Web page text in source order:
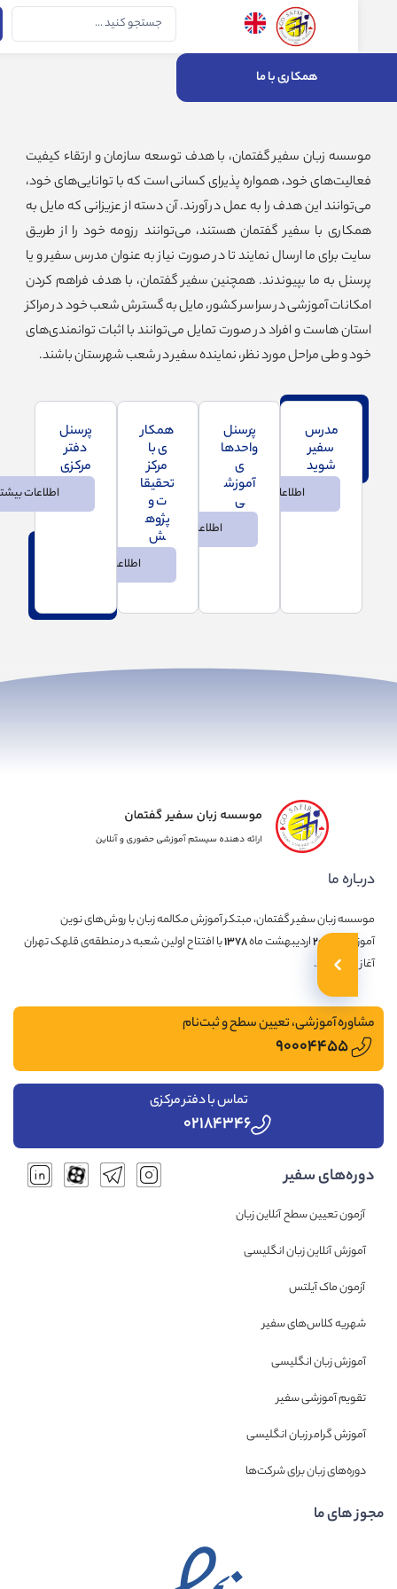
همکاری با ما
زبان سفیر گفتمان، با هدف توسعه سازمان و ارتقاء کیفیت
خود، همواره پذیرای کسانی است که با توانایی‌های خود،
این هدف را به عمل در آورند. آن دسته از عزیزانی که مایل به
با سفیر گفتمان هستند، می‌توانند رزومه خود را از طریق
برای ما ارسال نمایند تا در صورت نیاز به عنوان مدرس سفیر و یا
به ما بپیوندند. همچنین سفیر گفتمان، با هدف فراهم کردن
آموزشی در سراسر کشور، مایل به گسترش شعب خود در مراکز
هاست و افراد در صورت تمایل می‌توانند با اثبات توانمندی‌های
و طی مراحل مورد نظر، نماینده سفیر در شعب شهرستان باشند.
اطلاعات بیشتر
آموزش
ی
اطلاعات بیشتر
پژوه
ش
اطلاعات بیشتر
اطلاعات بیشتر
ما
زبان سفیر گفتمان، مبتکر آموزش مکالمه زبان با روش‌های نوین
در۲۰ اردیبهشت ماه۱۳۷۸با افتتاح اولین شعبه در منطقه‌ی قلهک تهران
کار کرد.
آموزشی، تعیین سطح و ثبت‌نام
۹۰۰۰۴۴۵۵
تماس با دفتر مرکزی
۰۲۱۸۴۳۴۶
سفیر
تعیین سطح آنلاین زبان
آنلاین زبان انگلیسی
ماک آیلتس
کلاس‌های سفیر
زبان انگلیسی
آموزشی سفیر
گرامر زبان انگلیسی
زبان برای شرکت‌ها
های ما